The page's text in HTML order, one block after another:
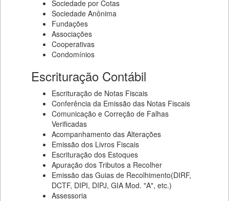
Sociedade por Cotas
Sociedade Anônima
Fundações
Associações
Cooperativas
Condomínios
Escrituração Contábil
Escrituração de Notas Fiscais
Conferência da Emissão das Notas Fiscais
Comunicação e Correção de Falhas
Verificadas
Acompanhamento das Alterações
Emissão dos Livros Fiscais
Escrituração dos Estoques
Apuração dos Tributos a Recolher
Emissão das Guias de Recolhimento(DIRF,
DCTF, DIPI, DIPJ, GIA Mod. "A", etc.)
Assessoria